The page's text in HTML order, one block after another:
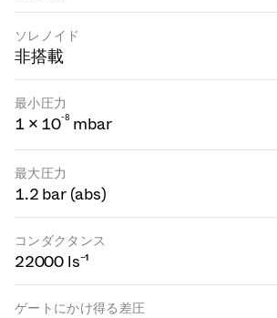
ソレノイド
非搭載
最小圧力
1 × 10-8 mbar
最大圧力
1.2 bar (abs)
コンダクタンス
22000 ls⁻¹
ゲートにかけ得る差圧